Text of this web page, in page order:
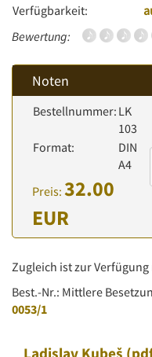
Verfügbarkeit:
Bewertung:
Noten
Bestellnummer: LK
103
Format:
DIN
A4
Preis: 32.00
EUR
Zugleich ist zur Verfügung
Best.-Nr.: Mittlere
0053/1
Ladislav Kubeš